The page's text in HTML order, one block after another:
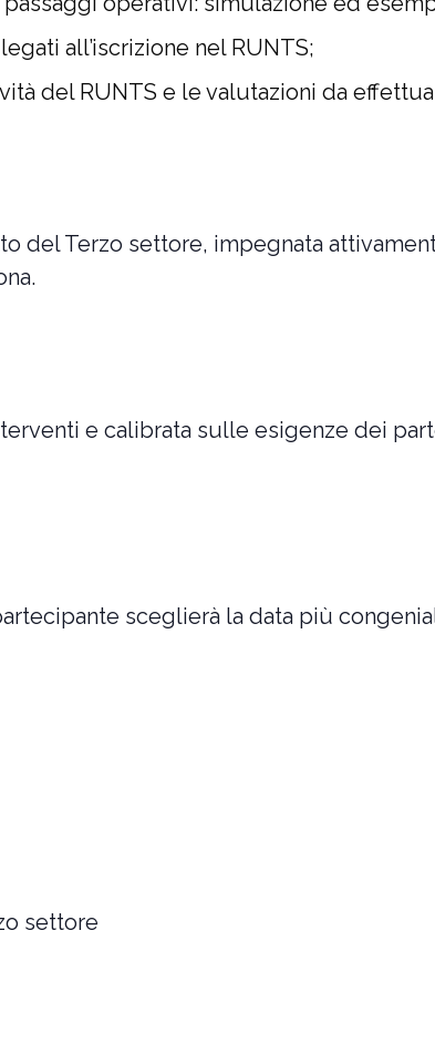
all’iscrizione nel RUNTS;
del RUNTS e le valutazioni da
del Terzo settore, impegnata
e calibrata sulle esigenze dei
sceglierà la data più
settore